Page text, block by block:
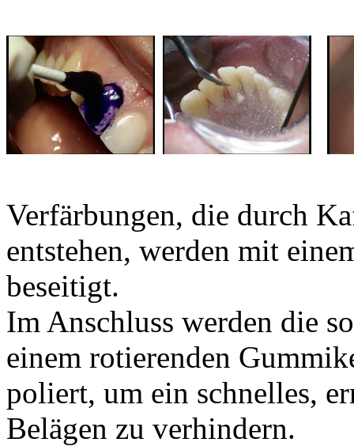
Verfärbungen, die durch
entstehen, werden mit
beseitigt.
Im Anschluss werden die
einem rotierenden
poliert, um ein schnelles,
Belägen zu verhindern.